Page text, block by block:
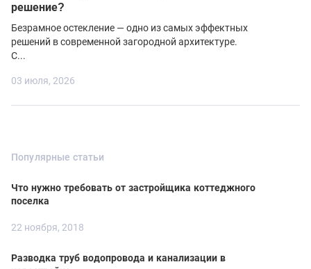
решение?
Безрамное остекление — одно из самых эффектных
решений в современной загородной архитектуре.
С...
03 июля, 2026
Популярные статьи
Что нужно требовать от застройщика коттеджного
поселка
22 ноября, 2018
Разводка труб водопровода и канализации в